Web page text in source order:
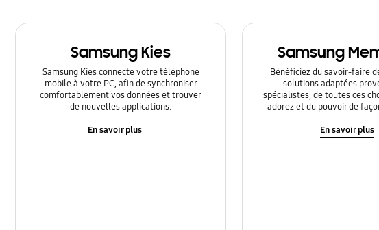
Utilisation
Samsung Kies
Samsung Kies connecte votre téléphone
mobile à votre PC, afin de synchroniser
comfortablement vos données et trouver
de nouvelles applications.
En savoir plus
Samsung
Bénéficiez du savoir-faire
solutions adaptées
spécialistes, de toutes ces
adorez et du pouvoir de
En savoir plus